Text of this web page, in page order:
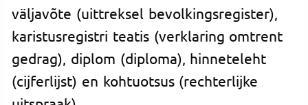
väljavõte (uittreksel bevolkingsregister),
karistusregistri teatis (verklaring omtrent
gedrag), diplom (diploma), hinneteleht
(cijferlijst) en kohtuotsus (rechterlijke